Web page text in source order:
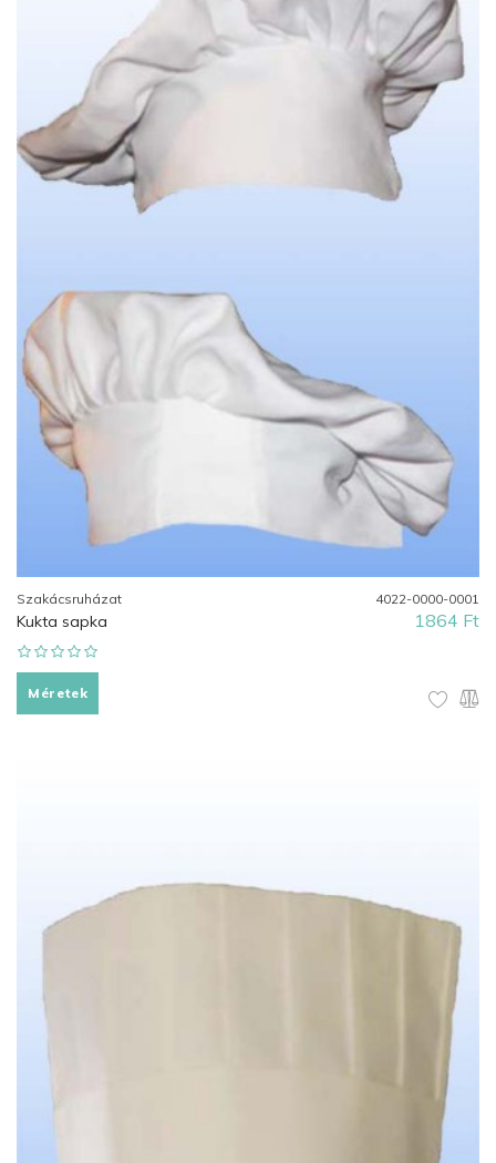
Szakácsruházat 4022-0000-0001
Kukta sapka 1864 Ft
Méretek